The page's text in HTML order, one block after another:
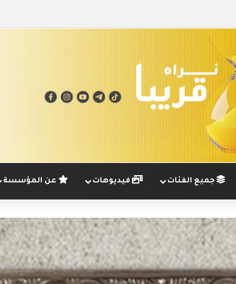
جميع الفئات فيديوهات عن المؤسسة